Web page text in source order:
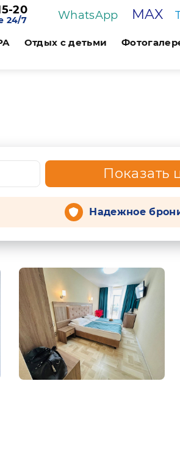
20
24/7 WhatsApp MAX
Отдых с детьми
Показать
Надежное